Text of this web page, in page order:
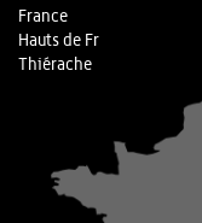
France
Hauts de Fr
Thiérache